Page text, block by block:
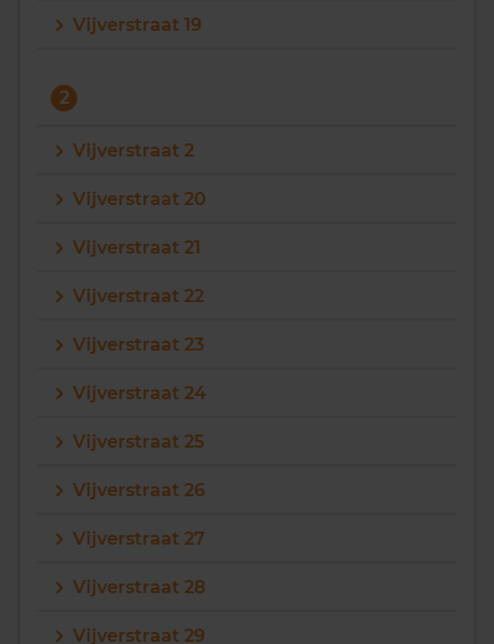
Vijverstraat 19
2
Vijverstraat 2
Vijverstraat 20
Vijverstraat 21
Vijverstraat 22
Vijverstraat 23
Vijverstraat 24
Vijverstraat 25
Vijverstraat 26
Vijverstraat 27
Vijverstraat 28
Vijverstraat 29